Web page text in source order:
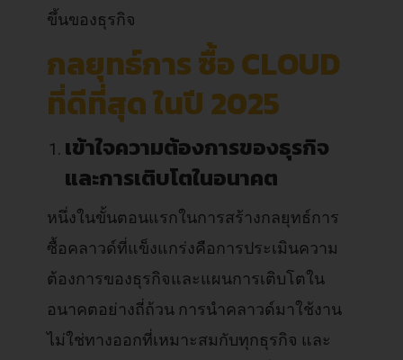
ขึ้นของธุรกิจ
กลยุทธ์การ ซื้อ CLOUD
ที่ดีที่สุด ในปี 2025
เข้าใจความต้องการของธุรกิจ
และการเติบโตในอนาคต
หนึ่งในขั้นตอนแรกในการสร้างกลยุทธ์การ
ซื้อคลาวด์ที่แข็งแกร่งคือการประเมินความ
ต้องการของธุรกิจและแผนการเติบโตใน
อนาคตอย่างถี่ถ้วน การนำคลาวด์มาใช้งาน
ไม่ใช่ทางออกที่เหมาะสมกับทุกธุรกิจ และ